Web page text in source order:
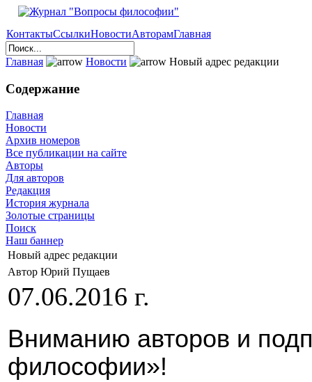
КонтактыСсылкиНовостиАвторамГлавная
Главная Новости Новый адрес редакции
Содержание
Главная
Новости
Архив номеров
Все публикации на сайте
Авторы
Для авторов
Редакция
История журнала
Золотые страницы
Поиск
Наш баннер
Новый адрес редакции
Автор Юрий Пущаев
07.06.2016 г.
Вниманию авторов и
философии»!